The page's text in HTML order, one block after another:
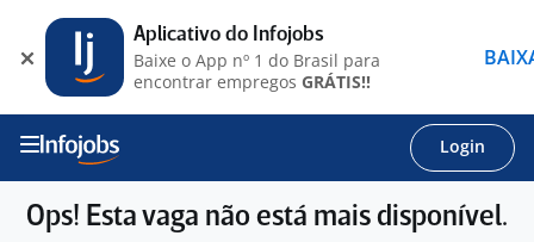
Login
Ops! Esta vaga não está mais disponível.
Aplicativo do Infojobs
Baixe o App nº 1 do Brasil para
encontrar empregos GRÁTIS!!